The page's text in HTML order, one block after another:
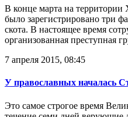
В конце марта на территории
было зарегистрировано три
скота. В настоящее время
организованная преступная
7 апреля 2015, 08:45
У православных началась
Это самое строгое время